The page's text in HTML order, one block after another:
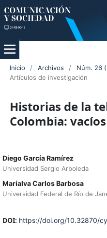
Inicio / Archivos / Núm. 26
Artículos de investigación
Historias de la
Colombia:
Diego García Ramírez
Universidad Sergio Arboleda
Marialva Carlos Barbosa
Universidad Federal de Río de
DOI: https://doi.org/10.32870/